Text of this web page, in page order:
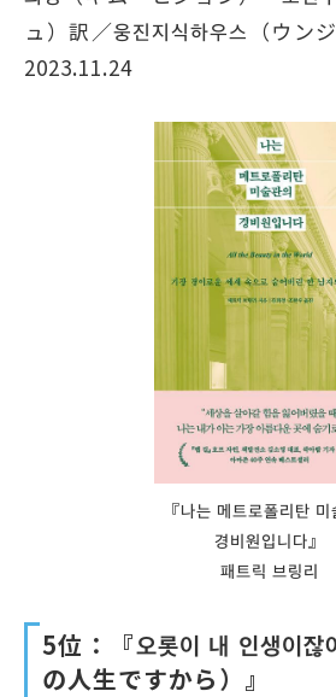
ュ）訳／웅진지식하우스（ウン
2023.11.24
『나는 메트로폴리탄 미
경비원입니다』
패트릭 브링리
5位：『오롯이 내 인생이
の人生ですから）』